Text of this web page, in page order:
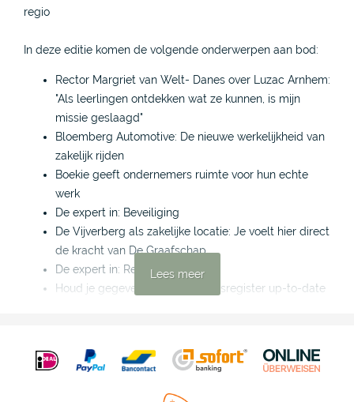
regio
In deze editie komen de volgende onderwerpen aan bod:
Rector Margriet van Welt- Danes over Luzac Arnhem:
"Als leerlingen ontdekken wat ze kunnen, is mijn
missie geslaagd"
Bloemberg Automotive: De nieuwe werkelijkheid van
zakelijk rijden
Boekie geeft ondernemers ruimte voor hun echte
werk
De expert in: Beveiliging
De Vijverberg als zakelijke locatie: Je voelt hier direct
de kracht van De Graafschap
De expert in: Recruitment
Houd je gegevens in het Handelsregister up-to-date
De expert in: Samen Digitaal Weerbaar
Lees meer